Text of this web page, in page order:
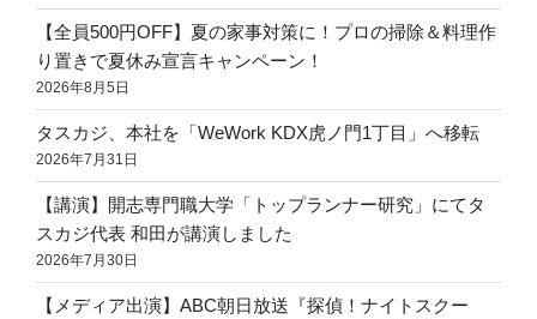
【全員500円OFF】夏の家事対策に！プロの掃除＆料理作
り置きで夏休み宣言キャンペーン！
2026年8月5日
タスカジ、本社を「WeWork KDX虎ノ門1丁目」へ移転
2026年7月31日
【講演】開志専門職大学「トップランナー研究」にてタ
スカジ代表 和田が講演しました
2026年7月30日
【メディア出演】ABC朝日放送『探偵！ナイトスクー